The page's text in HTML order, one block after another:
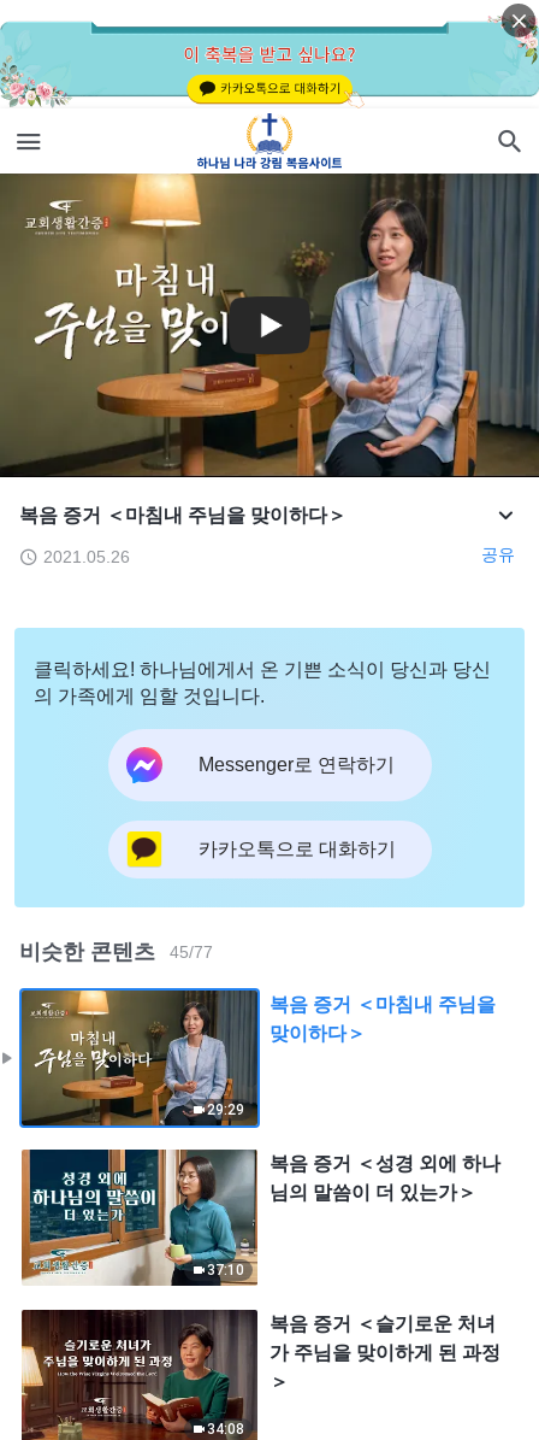
복음 증거 ＜마침내 주님을 맞이하다＞
2021.05.26 공유
클릭하세요! 하나님에게서 온 기쁜 소식이 당신과 당신
의 가족에게 임할 것입니다.
Messenger로 연락하기
카카오톡으로 대화하기
비슷한 콘텐츠 45/77
29:29
복음 증거 ＜마침내 주님을
맞이하다＞
37:10
복음 증거 ＜성경 외에 하나
님의 말씀이 더 있는가＞
34:08
복음 증거 ＜슬기로운 처녀
가 주님을 맞이하게 된 과정
＞